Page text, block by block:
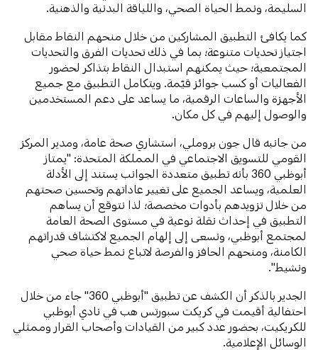
السليمة، ونمط الحياة الصحي، واللياقة البدنية والذهنية.
كما يكافئ التطبيق المشاركين من خلال منحهم النقاط مقابل
اجتياز تحديات متنوعة؛ بما في ذلك تحديات الفرق والتحديات
المجتمعية؛ حيث يمكنهم استبدال النقاط بتذاكر لحضور
الفعاليات أو كسب جوائز قيّمة. ويتكامل التطبيق مع جميع
الأجهزة والساعات الرقمية، ما يساعد على دعم المستخدمين
والوصول إليهم في كل مكان.
من جانبه قال جون بروملي، استشاري صحة عامة، ومدير المركز
القومي للتسويق الاجتماعي في المملكة المتحدة: "يمتاز
أبوظبي 360 بأنه تطبيق متعددة الجوانب يستند إلى الأدلة
العلمية، ويساعد الجميع على تغيير عاداتهم وتحسين صحتهم
من خلال تزويدهم بأدوات مخصصة؛ لذا نتوقع أن يساهم
التطبيق في إحداث نقلة نوعية في مستوى الصحة العامة
لمجتمع أبوظبي، ونسعى إلى إلهام الجميع لاكتشاف قدراتهم
الكامنة، ومنحهم الحافز والفرصة لاتباع نمط حياة صحي
ونشيط".
الجدير بالذكر أن الكشف عن تطبيق "أبوظبي 360" جاء من خلال
احتفالية أقيمت في كريكت سبورتس هب في نادي أبوظبي
للكريكيت، بحضور عدد كبير من القيادات وأصحاب القرار وممثلي
الوسائل الإعلامية.